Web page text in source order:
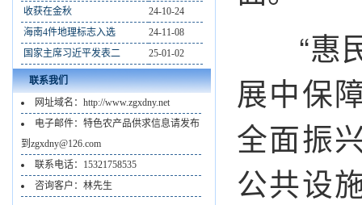
收获在金秋
24-10-24
海南4件地理标志入选
24-11-08
国家主席习近平发表二
25-01-02
联系我们
网址域名：http://www.zgxdny.net
电子邮件：特色农产品供求信息请发布
到zgxdny@126.com
联系电话：15321758535
咨询客户：林先生
“惠民
展中保
全面振
公共设